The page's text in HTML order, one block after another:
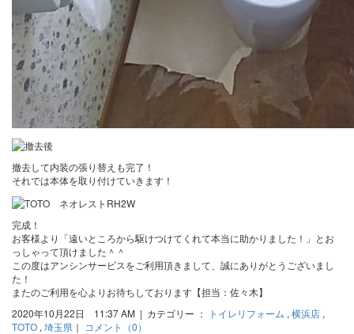
撤去して内装の張り替えも完了！
それでは本体を取り付けていきます！
完成！
お客様より「遠いところから駆けつけてくれて本当に助かりました！」とお
っしゃって頂けました＾＾
この度はアンシンサービスをご利用頂きまして、誠にありがとうございまし
た！
またのご利用を心よりお待ちしております【担当：佐々木】
2020年10月22日 11:37 AM | カテゴリー ：
トイレリフォーム , 横浜店 ,
TOTO , 埼玉県 ｜ コメント（0）